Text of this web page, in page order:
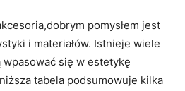
pomysłem jest
i materiałów. Istnieje wiele
się w estetykę
tabela podsumowuje kilka